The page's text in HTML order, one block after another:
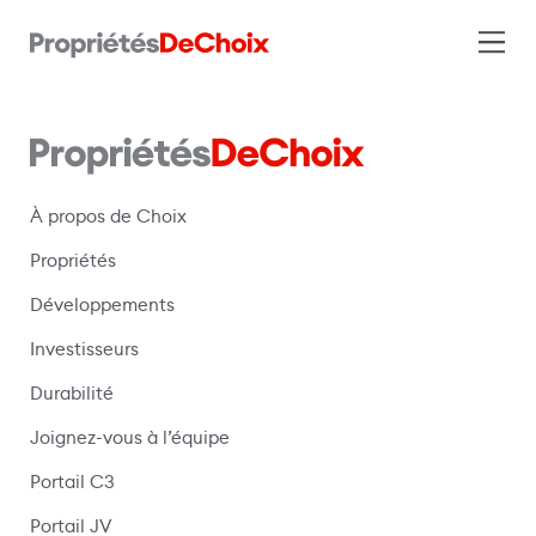
À propos de Choix
Propriétés
Développements
Investisseurs
Durabilité
Joignez-vous à l’équipe
Portail C3
Portail JV(s’ouvre dans une nouvelle fenêtre)